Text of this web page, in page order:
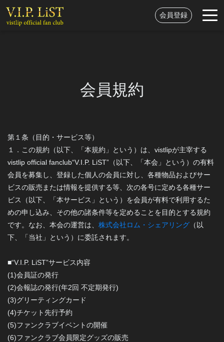
会員登録
会員規約
第１条（目的・サービス等）
１．この規約（以下、「本規約」という）は、vistlipが主宰する
vistlip official fanclub“V.I.P. LiST”（以下、「本会」という）の有料
会員を募集し、登録した個人の会員に対し、各種物品およびサー
ビスの販売または情報を提供する等、次の各号に定める各種サー
ビス（以下、「本サービス」という）を会員が有料で利用するた
めの申し込み、その他の諸条件等を定めることを目的とする規約
です。なお、本会の運営は、 株式会社ロム・シェアリング （以
下、「当社」という）に委託されます。
■“V.I.P. LiST”サービス内容
(1)会員証の発行
(2)会報誌の発行(年2回 不定期発行)
(3)グリーティングカード
(4)チケット先行予約
(5)ファンクラブイベントの開催
(6)ファンクラブ会員限定グッズの販売